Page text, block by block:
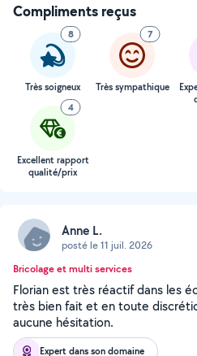
Compliments reçus
8
Très soigneux
7
Très sympathique
4
Excellent rapport
qualité/prix
Anne L.
posté le 11 juil. 2026
Bricolage et multi services
Florian est très réactif dans les
très bien fait et en toute
aucune hésitation.
Expert dans son domaine